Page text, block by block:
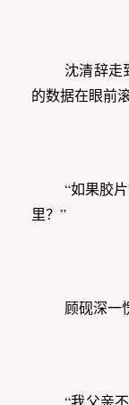
沈清辞走
的数据在眼前
“如果胶
里？”
顾砚深一
“我父亲